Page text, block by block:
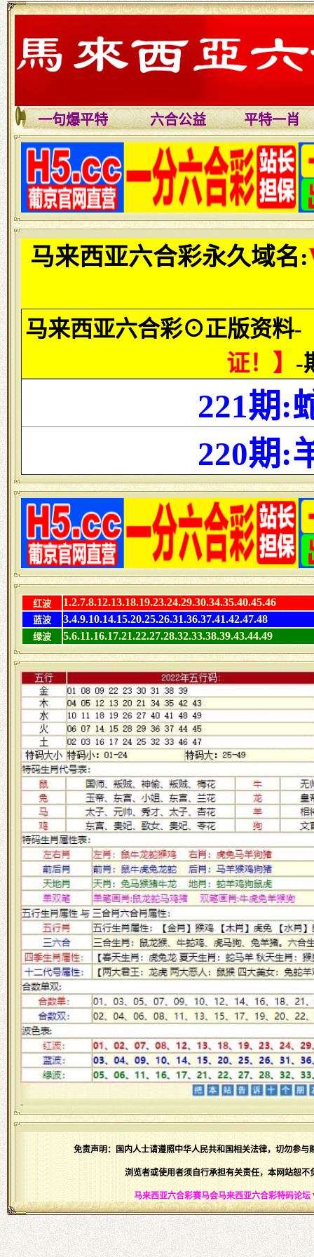
一句爆平特 六合公益 平特一肖
马来西亚六合彩永久域名:
马来西亚六合彩⊙正版资料-
证！】 -
221期:
220期:
红波 1.2.7.8.12.13.18.19.23.24.29.30.34.35.40.45.46
蓝波 3.4.9.10.14.15.20.25.26.31.36.37.41.42.47.48
绿波 5.6.11.16.17.21.22.27.28.32.33.38.39.43.44.49
免责声明：国内人士请遵照中华人民共和国相关法律，切勿参
浏览者或使用者须自行承担有关责任，本网站恕
马来西亚六合彩赛马会马来西亚六合彩特码论坛